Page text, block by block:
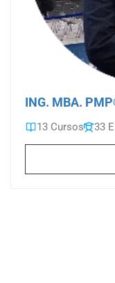
ING. MBA.
13 Cursos 33